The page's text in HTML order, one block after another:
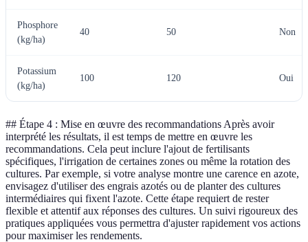
Phosphore
(kg/ha)
40 50 Non
Potassium
(kg/ha)
100 120 Oui
## Étape 4 : Mise en œuvre des recommandations Après avoir
interprété les résultats, il est temps de mettre en œuvre les
recommandations. Cela peut inclure l'ajout de fertilisants
spécifiques, l'irrigation de certaines zones ou même la rotation des
cultures. Par exemple, si votre analyse montre une carence en azote,
envisagez d'utiliser des engrais azotés ou de planter des cultures
intermédiaires qui fixent l'azote. Cette étape requiert de rester
flexible et attentif aux réponses des cultures. Un suivi rigoureux des
pratiques appliquées vous permettra d'ajuster rapidement vos actions
pour maximiser les rendements.